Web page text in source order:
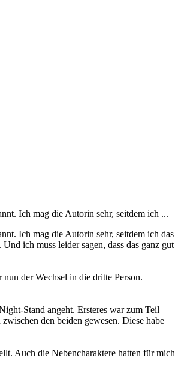
Ich mag die Autorin sehr, seitdem ich ...
Ich mag die Autorin sehr, seitdem ich das
ich muss leider sagen, dass das ganz gut
der Wechsel in die dritte Person.
Stand angeht. Ersteres war zum Teil
den beiden gewesen. Diese habe
Auch die Nebencharaktere hatten für mich